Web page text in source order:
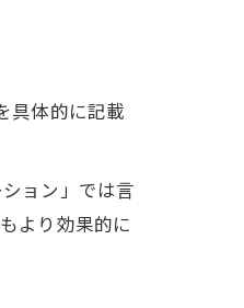
具体的に記載
ョン」では言
より効果的に